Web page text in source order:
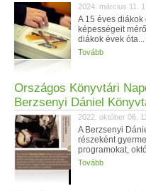
2024. március 11.
A 15 éves
képességeit
diákok évek óta...
Tovább
Országos Könyvtári
Berzsenyi Dániel
2022. október 06.
A Berzsenyi
részeként
programokat,
Tovább